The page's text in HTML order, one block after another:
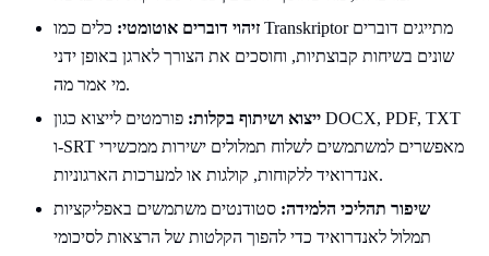
זיהוי דוברים אוטומטי: כלים כמו Transkriptor מתייגים דוברים
שונים בשיחות קבוצתיות, וחוסכים את הצורך לארגן באופן ידני
מי אמר מה.
ייצוא ושיתוף בקלות: פורמטים לייצוא כגון DOCX, PDF, TXT
ו-SRT מאפשרים למשתמשים לשלוח תמלולים ישירות ממכשירי
אנדרואיד ללקוחות, קולגות או למערכות הארגוניות.
שיפור תהליכי הלמידה: סטודנטים משתמשים באפליקציות
תמלול לאנדרואיד כדי להפוך הקלטות של הרצאות לסיכומי